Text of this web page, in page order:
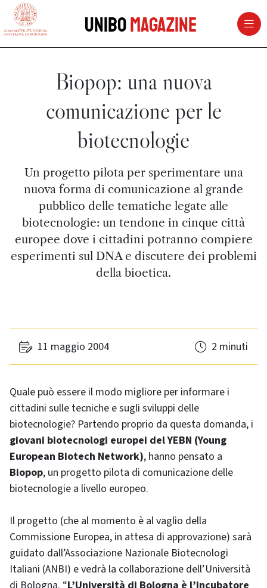
vai al contenuto della pagina
UniboMagazine
Biopop: una nuova
comunicazione per le
biotecnologie
Un progetto pilota per sperimentare una
nuova forma di comunicazione al grande
pubblico delle tematiche legate alle
biotecnologie: un tendone in cinque città
europee dove i cittadini potranno compiere
esperimenti sul DNA e discutere dei problemi
della bioetica.
11 maggio 2004 2 minuti
Quale può essere il modo migliore per informare i
cittadini sulle tecniche e sugli sviluppi delle
biotecnologie? Partendo proprio da questa domanda, i
giovani biotecnologi europei del YEBN (Young
European Biotech Network), hanno pensato a
Biopop, un progetto pilota di comunicazione delle
biotecnologie a livello europeo.
Il progetto (che al momento è al vaglio della
Commissione Europea, in attesa di approvazione) sarà
guidato dall’Associazione Nazionale Biotecnologi
Italiani (ANBI) e vedrà la collaborazione dell’Università